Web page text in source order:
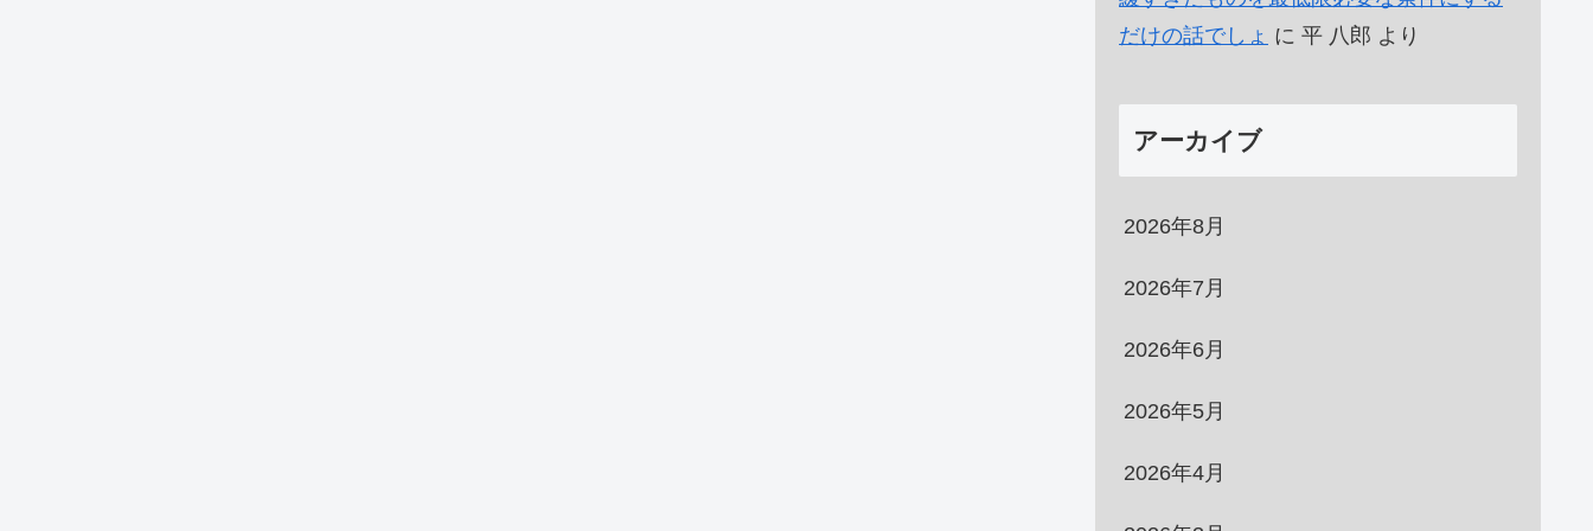
だけの話でしょ に 平 八郎 より
アーカイブ
2026年8月
2026年7月
2026年6月
2026年5月
2026年4月